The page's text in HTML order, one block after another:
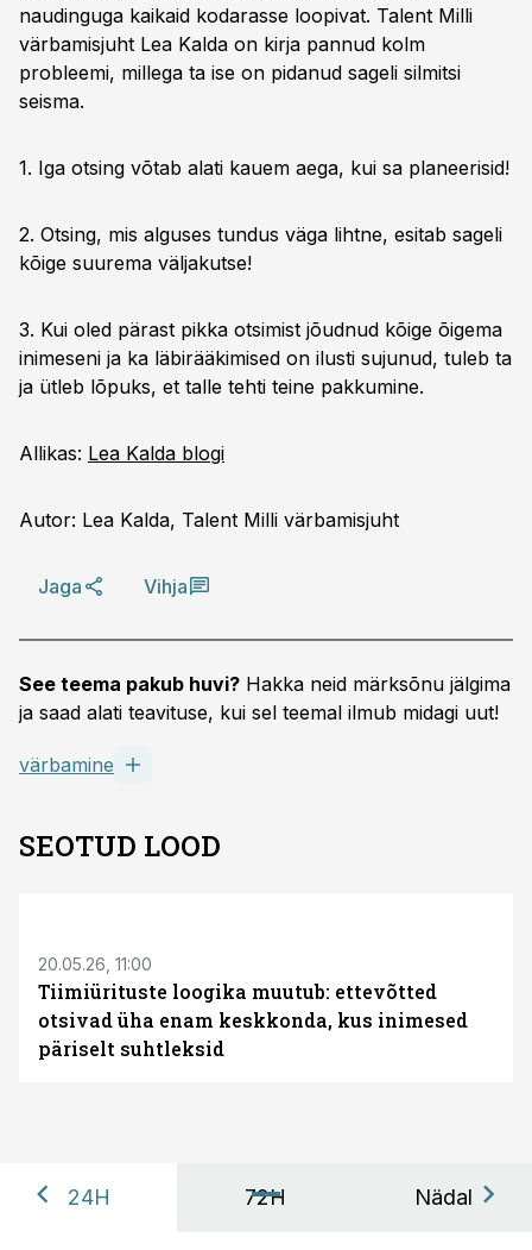
naudinguga kaikaid kodarasse loopivat. Talent Milli
värbamisjuht Lea Kalda on kirja pannud kolm
probleemi, millega ta ise on pidanud sageli silmitsi
seisma.
1. Iga otsing võtab alati kauem aega, kui sa planeerisid!
2. Otsing, mis alguses tundus väga lihtne, esitab sageli
kõige suurema väljakutse!
3. Kui oled pärast pikka otsimist jõudnud kõige õigema
inimeseni ja ka läbirääkimised on ilusti sujunud, tuleb ta
ja ütleb lõpuks, et talle tehti teine pakkumine.
Allikas: Lea Kalda blogi
Autor: Lea Kalda, Talent Milli värbamisjuht
Jaga Vihja
See teema pakub huvi? Hakka neid märksõnu jälgima
ja saad alati teavituse, kui sel teemal ilmub midagi uut!
värbamine
SEOTUD LOOD
20.05.26, 11:00
Tiimiürituste loogika muutub: ettevõtted
otsivad üha enam keskkonda, kus inimesed
päriselt suhtleksid
24H 72H Nädal